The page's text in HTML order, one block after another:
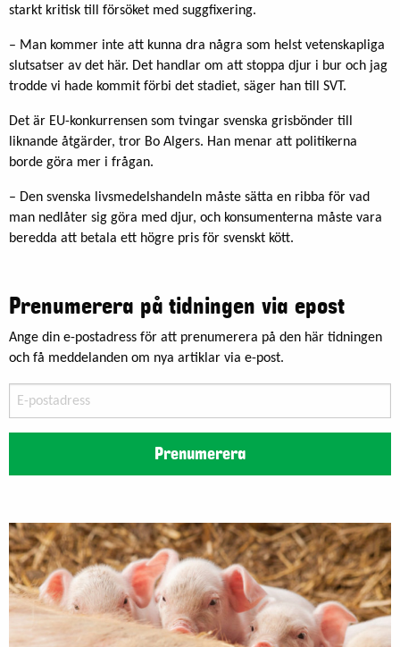
starkt kritisk till försöket med suggfixering.
– Man kommer inte att kunna dra några som helst vetenskapliga
slutsatser av det här. Det handlar om att stoppa djur i bur och jag
trodde vi hade kommit förbi det stadiet, säger han till SVT.
Det är EU-konkurrensen som tvingar svenska grisbönder till
liknande åtgärder, tror Bo Algers. Han menar att politikerna
borde göra mer i frågan.
– Den svenska livsmedelshandeln måste sätta en ribba för vad
man nedlåter sig göra med djur, och konsumenterna måste vara
beredda att betala ett högre pris för svenskt kött.
Prenumerera på tidningen via epost
Ange din e-postadress för att prenumerera på den här tidningen
och få meddelanden om nya artiklar via e-post.
postadress
Prenumerera